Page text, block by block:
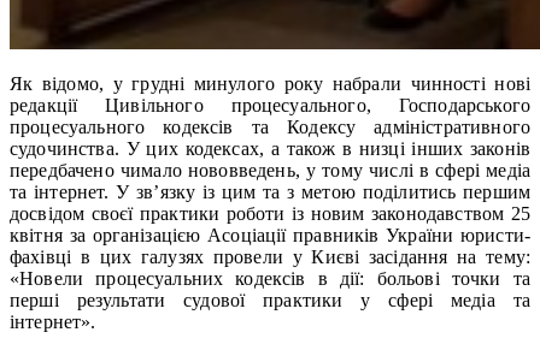
Як відомо, у грудні минулого року набрали чинності нові
редакції Цивільного процесуального, Господарського
процесуального кодексів та Кодексу адміністративного
судочинства. У цих кодексах, а також в низці інших законів
передбачено чимало нововведень, у тому числі в сфері медіа
та інтернет. У зв’язку із цим та з метою поділитись першим
досвідом своєї практики роботи із новим законодавством 25
квітня за організацією Асоціації правників України юристи-
фахівці в цих галузях провели у Києві засідання на тему:
«Новели процесуальних кодексів в дії: больові точки та
перші результати судової практики у сфері медіа та
інтернет».